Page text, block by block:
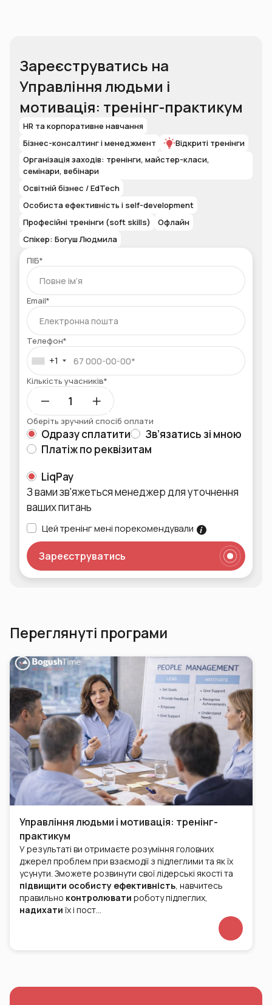
Зареєструватись на
Управління людьми і
мотивація: тренінг-практикум
HR та корпоративне навчання
Бізнес-консалтинг і менеджмент
Відкриті тренінги
Організація заходів: тренінги, майстер-класи,
семінари, вебінари
Освітній бізнес / EdTech
Особиста ефективність і self-development
Професійні тренінги (soft skills)
Офлайн
Спікер: Богуш Людмила
ПІБ*
Email*
Телефон*
+1
Кількість учасників*
Оберіть зручний спосіб оплати
Одразу сплатити
Зв’язатись зі мною
Платіж по реквізитам
LiqPay
З вами зв'яжеться менеджер для уточнення
ваших питань
Цей тренінг мені порекомендували
Зареєструватись
Переглянуті програми
Управління людьми і мотивація: тренінг-
практикум
У результаті ви отримаєте розуміння головних
джерел проблем при взаємодії з підлеглими та як їх
усунути. Зможете розвинути свої лідерські якості та
підвищити особисту ефективність, навчитесь
правильно контролювати роботу підлеглих,
надихатиїх і пост…